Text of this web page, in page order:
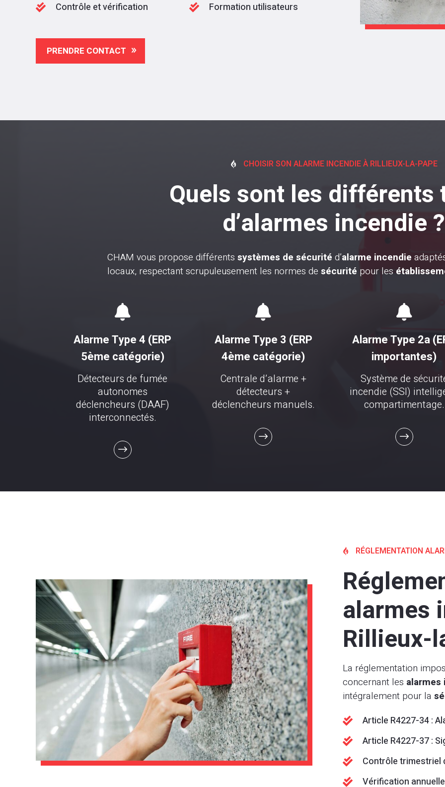
 Contrôle et vérification  Formation utilisateurs
PRENDRE CONTACT
 CHOISIR SON ALARME INCENDIE À RILLIEUX-LA-PAPE
Quels sont les différents
d’alarmes incendie ?
CHAM vous propose différents systèmes de sécurité d’alarme incendie
locaux, respectant scrupuleusement les normes de sécurité pour les

Alarme Type 4 (ERP
5ème catégorie)
Détecteurs de fumée
autonomes
déclencheurs (DAAF)
interconnectés.

Alarme Type 3 (ERP
4ème catégorie)
Centrale d’alarme +
détecteurs +
déclencheurs manuels.

Alarme Type 2a
importantes)
Système de
incendie (SSI)
compartimentage.
 RÉGLEMENTATION
alarmes
Rillieux-
La réglementation
concernant les alarmes
intégralement pour la
 Article R4227-34 :
 Article R4227-37 :
 Contrôle trimestriel
 Vérification